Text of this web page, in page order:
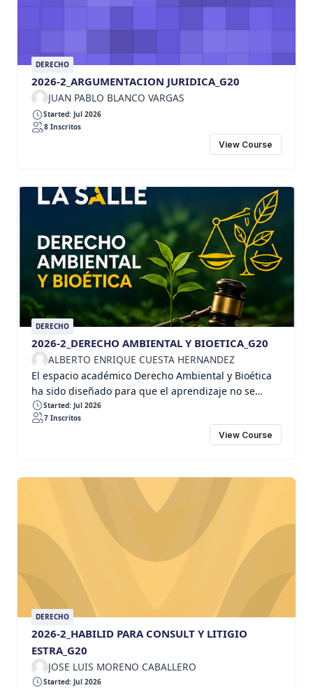
adecuados y defender oralmente sus decisiones
DERECHO
2026-2_ARGUMENTACION JURIDICA_G20
JUAN PABLO BLANCO VARGAS
Started: Jul 2026
8 Inscritos
View Course
DERECHO
2026-2_DERECHO AMBIENTAL Y BIOETICA_G20
ALBERTO ENRIQUE CUESTA HERNANDEZ
El espacio académico Derecho Ambiental y Bioética
ha sido diseñado para que el aprendizaje no se
limite al estudio aislado de normas jurídicas. Su
organización responde a una lógica de aprendizaje
basado en problemas, en la que cada unidad
comprender el Derecho Ambiental desde una
perspectiva constitucional, internacional, ética y
sociojurídica. El curso se desarrolla alrededor de un
eje transversal que articula todos los contenidos,
actividades y productos académicos.
Started: Jul 2026
7 Inscritos
View Course
DERECHO
2026-2_HABILID PARA CONSULT Y LITIGIO
ESTRA_G20
JOSE LUIS MORENO CABALLERO
Started: Jul 2026